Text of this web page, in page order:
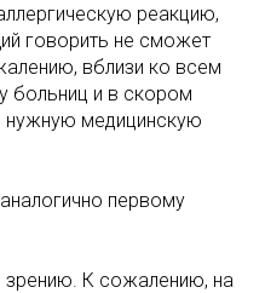
реакцию,
говорить не сможет
вблизи ко всем
больниц и в скором
нужную медицинскую
первому
зрению. К сожалению, на